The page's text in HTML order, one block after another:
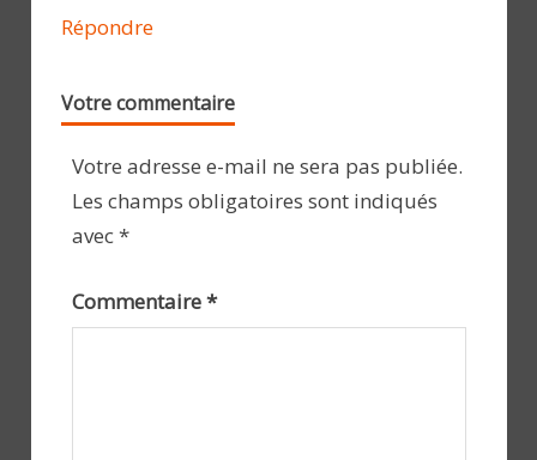
Répondre
Votre commentaire
Votre adresse e-mail ne sera pas publiée.
Les champs obligatoires sont indiqués
avec*
Commentaire*